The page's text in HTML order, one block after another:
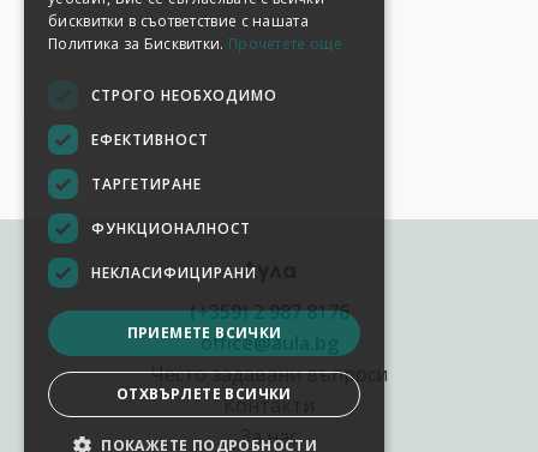
Аула
(+359) 2 987 8176
office@aula.bg
Често задавани въпроси
Контакти
За нас
бисквитки в съответствие с нашата
Политика за Бисквитки. Прочетете още
СТРОГО НЕОБХОДИМО
ЕФЕКТИВНОСТ
ТАРГЕТИРАНЕ
ФУНКЦИОНАЛНОСТ
НЕКЛАСИФИЦИРАНИ
ПРИЕМЕТЕ ВСИЧКИ
ОТХВЪРЛЕТЕ ВСИЧКИ
ПОКАЖЕТЕ ПОДРОБНОСТИ